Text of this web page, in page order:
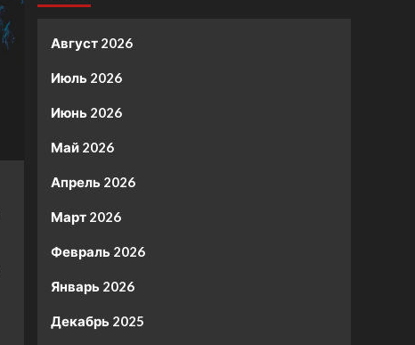
Август 2026
Июль 2026
Июнь 2026
Май 2026
Апрель 2026
Март 2026
Февраль 2026
Январь 2026
Декабрь 2025